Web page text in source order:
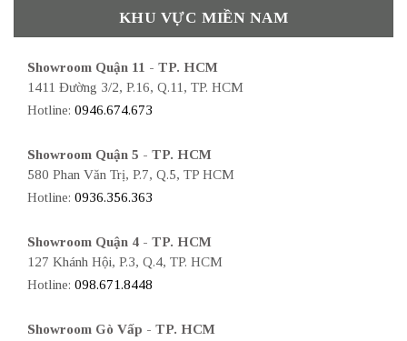
KHU VỰC MIỀN NAM
Showroom Quận 11 - TP. HCM
1411 Đường 3/2, P.16, Q.11, TP. HCM
Hotline: 0946.674.673
Showroom Quận 5 - TP. HCM
580 Phan Văn Trị, P.7, Q.5, TP HCM
Hotline: 0936.356.363
Showroom Quận 4 - TP. HCM
127 Khánh Hội, P.3, Q.4, TP. HCM
Hotline: 098.671.8448
Showroom Gò Vấp - TP. HCM